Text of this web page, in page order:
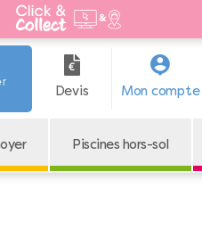
Devis Mon compte
Piscines hors-sol